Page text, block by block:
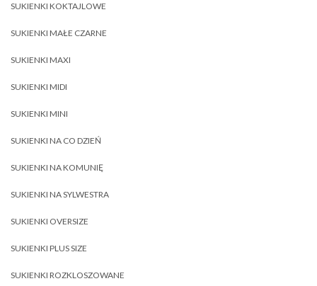
SUKIENKI KOKTAJLOWE
SUKIENKI MAŁE CZARNE
SUKIENKI MAXI
SUKIENKI MIDI
SUKIENKI MINI
SUKIENKI NA CO DZIEŃ
SUKIENKI NA KOMUNIĘ
SUKIENKI NA SYLWESTRA
SUKIENKI OVERSIZE
SUKIENKI PLUS SIZE
SUKIENKI ROZKLOSZOWANE